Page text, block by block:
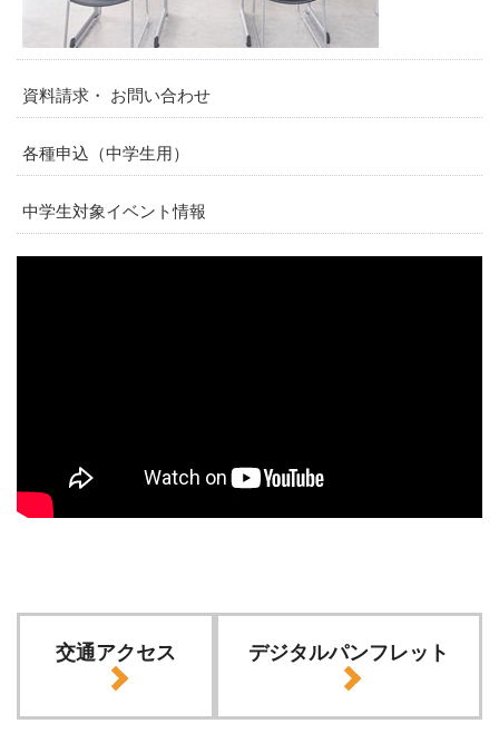
資料請求・ お問い合わせ
各種申込（中学生用）
中学生対象イベント情報
交通アクセス デジタルパンフレット